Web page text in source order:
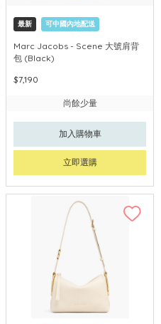
最新 可中國內地配送
Marc Jacobs - Scene 大號肩背
包 (Black)
$7,190
尚餘少量
加入購物車
立即選購